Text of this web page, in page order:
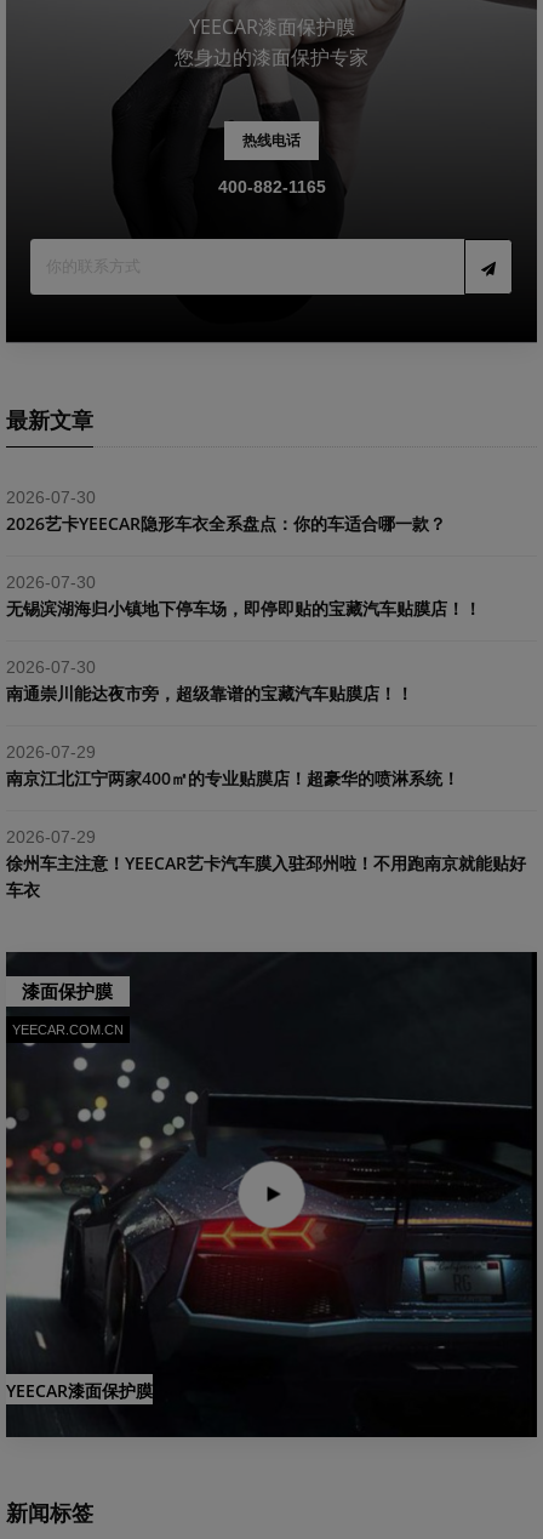
YEECAR漆面保护膜
您身边的漆面保护专家
热线电话
400-882-1165
最新文章
2026-07-30
2026艺卡YEECAR隐形车衣全系盘点：你的车适合哪一款？
2026-07-30
​无锡滨湖海归小镇地下停车场，即停即贴的宝藏汽车贴膜店！！
2026-07-30
南通崇川能达夜市旁，超级靠谱的宝藏汽车贴膜店！！
2026-07-29
南京江北江宁两家400㎡的专业贴膜店！超豪华的喷淋系统！
2026-07-29
​徐州车主注意！YEECAR艺卡汽车膜入驻邳州啦！不用跑南京就能贴好
车衣
漆面保护膜
YEECAR.COM.CN
YEECAR漆面保护膜
新闻标签